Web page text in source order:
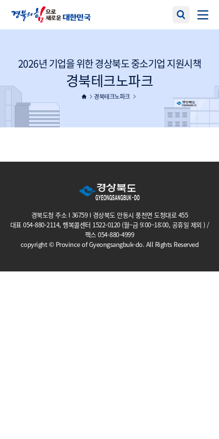
2026년 기업을 위한 경상북도 중소기업 지원시책
경북테크노파크
경북테크노파크
경북도청 주소 I 36759 I 경상북도 안동시 풍천면 도청대로 455
대표 054-880-2114, 행복콜센터 1522-0120 (월~금 9:00~18:00, 공휴일 제외 ) /
팩스 054-880-4999
copyright © Province of Gyeongsangbuk-do. All Rights Reserved